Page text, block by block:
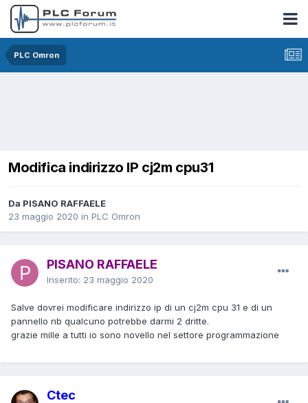
PLC Omron
Modifica indirizzo IP cj2m cpu31
Da PISANO RAFFAELE
23 maggio 2020 in PLC Omron
PISANO RAFFAELE
Inserito: 23 maggio 2020
Salve dovrei modificare indirizzo ip di un cj2m cpu 31 e di un
pannello nb qualcuno potrebbe darmi 2 dritte.
grazie mille a tutti io sono novello nel settore programmazione
Ctec